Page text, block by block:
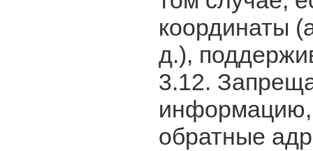
координаты
д.),
3.12.
информацию,
обратные